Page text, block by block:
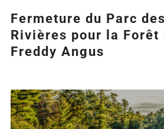
Fermeture du Parc
Rivières pour la Forêt
Freddy Angus
Agrandir
l&apos;image